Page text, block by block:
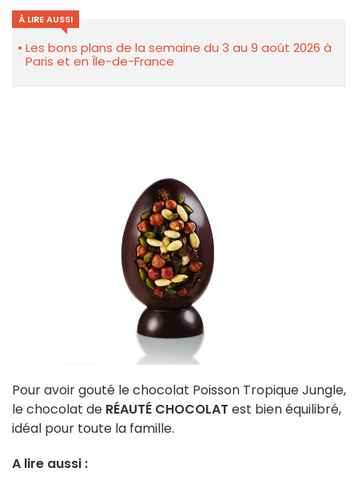
À LIRE AUSSI
Les bons plans de la semaine du 3 au 9 août 2026 à
Paris et en Île-de-France
Pour avoir gouté le chocolat Poisson Tropique Jungle,
le chocolat de RÉAUTÉ CHOCOLAT est bien équilibré,
idéal pour toute la famille.
A lire aussi :